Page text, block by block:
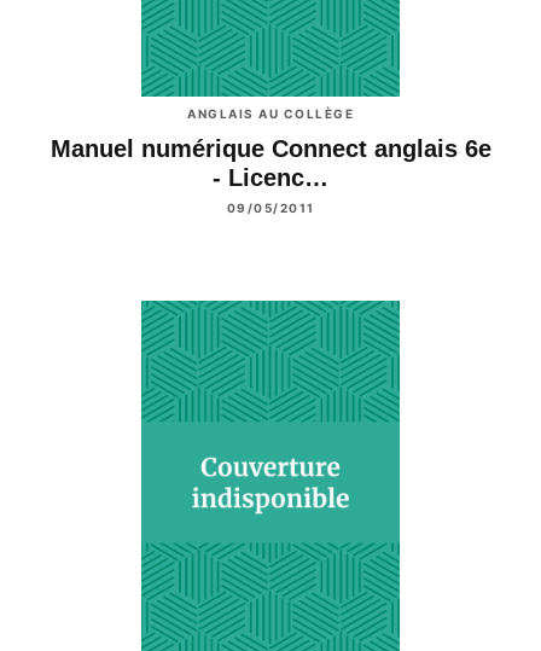
ANGLAIS AU COLLÈGE
Manuel numérique Connect anglais 6e
- Licenc…
09/05/2011